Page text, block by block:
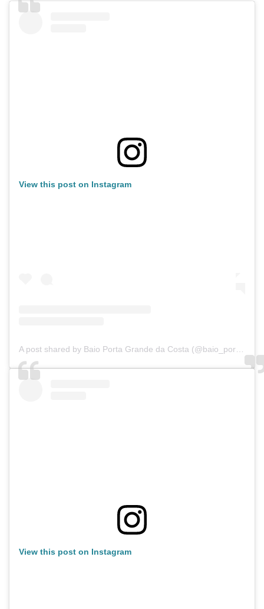
View this post on Instagram
View this post on Instagram